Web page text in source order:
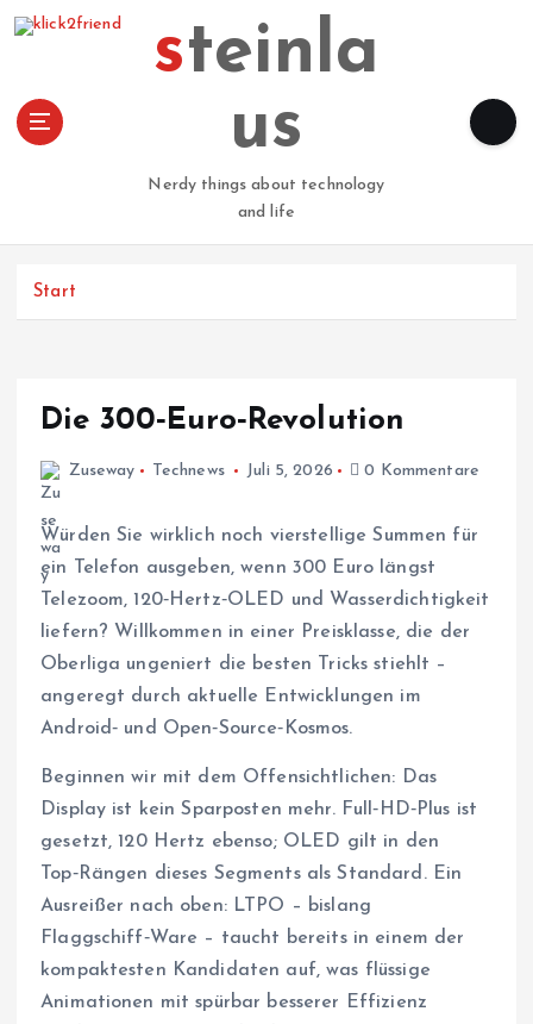
steinla
us
Nerdy things about technology
and life
Start
Die 300‑Euro‑Revolution
Zuseway Technews Juli 5, 2026 0 Kommentare
Würden Sie wirklich noch vierstellige Summen für
ein Telefon ausgeben, wenn 300 Euro längst
Telezoom, 120‑Hertz‑OLED und Wasserdichtigkeit
liefern? Willkommen in einer Preisklasse, die der
Oberliga ungeniert die besten Tricks stiehlt –
angeregt durch aktuelle Entwicklungen im
Android‑ und Open‑Source‑Kosmos.
Beginnen wir mit dem Offensichtlichen: Das
Display ist kein Sparposten mehr. Full‑HD‑Plus ist
gesetzt, 120 Hertz ebenso; OLED gilt in den
Top‑Rängen dieses Segments als Standard. Ein
Ausreißer nach oben: LTPO – bislang
Flaggschiff‑Ware – taucht bereits in einem der
kompaktesten Kandidaten auf, was flüssige
Animationen mit spürbar besserer Effizienz